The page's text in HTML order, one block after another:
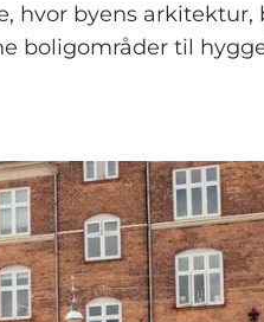
hvor byens
boligområder til